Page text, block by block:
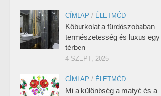
CÍMLAP / ÉLETMÓD
Kőburkolat a fürdőszobában –
természetesség és luxus egy
térben
4 SZEPT, 2025
CÍMLAP / ÉLETMÓD
Mi a különbség a matyó és a